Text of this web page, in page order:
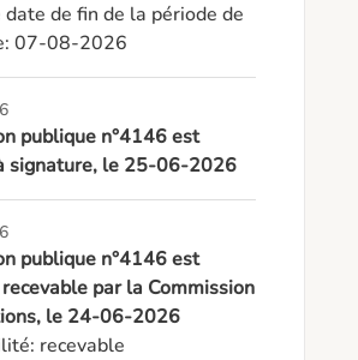
de fin de la période de
07-08-2026
publique n°4146 est
signature, le 25-06-2026
publique n°4146 est
par la Commission
le 24-06-2026
recevable